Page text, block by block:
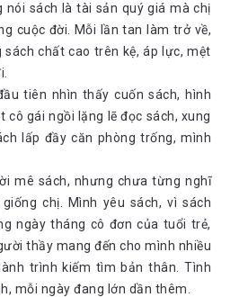
nói sách là tài sản quý giá mà chị
cuộc đời. Mỗi lần tan làm trở về,
chất cao trên kệ, áp lực, mệt
tiên nhìn thấy cuốn sách, hình
cô gái ngồi lặng lẽ đọc sách, xung
lấp đầy căn phòng trống, mình
mê sách, nhưng chưa từng nghĩ
chị. Mình yêu sách, vì sách
ngày tháng cô đơn của tuổi trẻ,
thầy mang đến cho mình nhiều
trình kiếm tìm bản thân. Tình
mỗi ngày đang lớn dần thêm.